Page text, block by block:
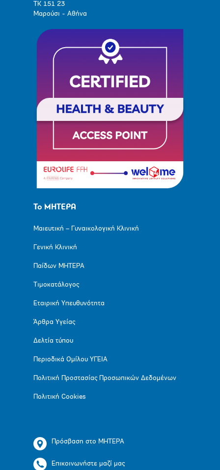
ΤΚ 151 23
Μαρούσι - Αθήνα
Το ΜΗΤΕΡΑ
Μαιευτική – Γυναικολογική Κλινική
Γενική Κλινική
Παίδων ΜΗΤΕΡΑ
Τιμοκατάλογος
Εταιρική Υπευθυνότητα
Άρθρα Υγείας
Δελτία τύπου
Περιοδικά Ομίλου ΥΓΕΙΑ
Πολιτική Προστασίας Προσωπικών Δεδομένων
Πολιτική Cookies
Πρόσβαση στο ΜΗΤΕΡΑ
Επικοινωνήστε μαζί μας